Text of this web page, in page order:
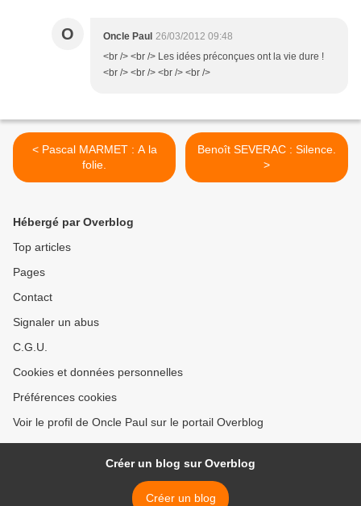
O Oncle Paul 26/03/2012 09:48
<br /> <br /> Les idées préconçues ont la vie dure !
<br /> <br /> <br /> <br />
< Pascal MARMET : A la
folie.
Benoît SEVERAC : Silence.
>
Hébergé par Overblog
Top articles
Pages
Contact
Signaler un abus
C.G.U.
Cookies et données personnelles
Préférences cookies
Voir le profil de Oncle Paul sur le portail Overblog
Créer un blog sur Overblog
Créer un blog